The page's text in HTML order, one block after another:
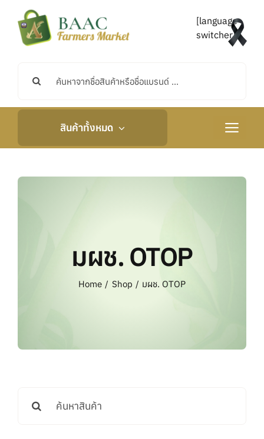
content
[language-
switcher]
สินค้าทั้งหมด
Toggle
คำถามที่พบบ่อย
มผช. OTOP
Home Shop มผช. OTOP